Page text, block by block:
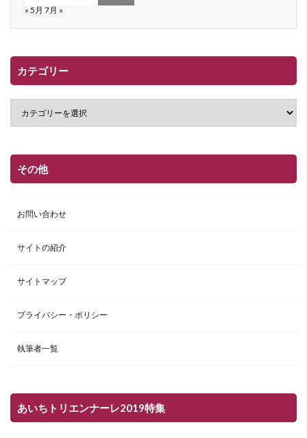
« 5月 7月 »
カテゴリー
その他
お問い合わせ
サイトの紹介
サイトマップ
プライバシー・ポリシー
執筆者一覧
あいちトリエンナーレ2019特集